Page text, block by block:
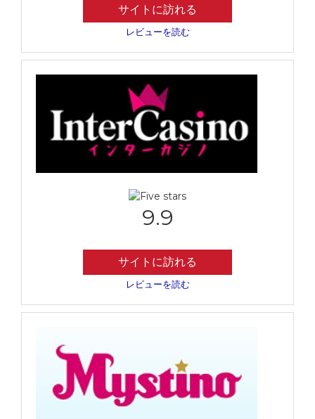
サイトに訪れる
レビューを読む
9.9
サイトに訪れる
レビューを読む